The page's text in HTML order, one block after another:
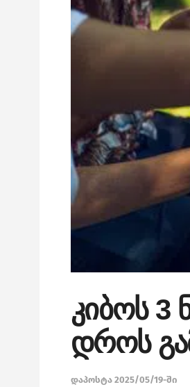
კიბოს 3
დროს
დაპოსტა 2025/05/19-ში